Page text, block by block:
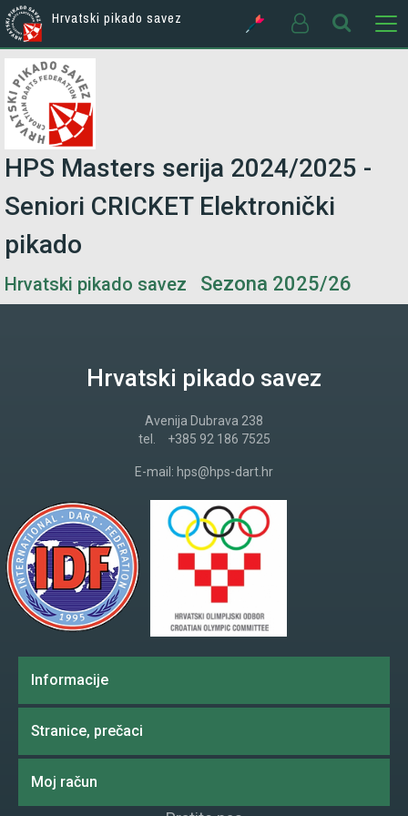
Hrvatski pikado savez
HPS Masters serija 2024/2025 -
Seniori CRICKET Elektronički
pikado
Hrvatski pikado savez Sezona 2025/26
Hrvatski pikado savez
Avenija Dubrava 238
tel.
+385 92 186 7525
E-mail: hps@hps-dart.hr
Informacije
Stranice, prečaci
Moj račun